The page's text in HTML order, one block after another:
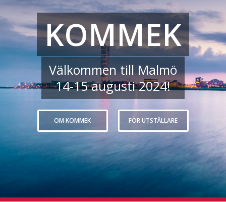
KOMMEK
Välkommen till Malmö
14-15 augusti 2024!
OM KOMMEK FÖR UTSTÄLLARE